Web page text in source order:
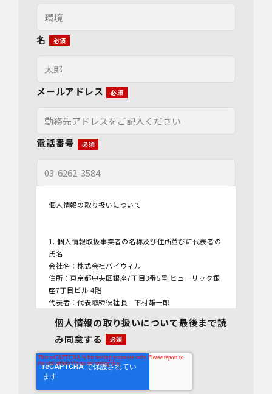
名
メールアドレス
電話番号
個人情報の取り扱いについて
1. 個人情報取扱事業者の名称及び住所並びに代表者の
氏名
会社名：株式会社バイウィル
住所：東京都中央区銀座7丁目3番5号 ヒューリック銀
座7丁目ビル 4階
代表者：代表取締役社長 下村雄一郎
2.個人情報保護管理者
管理者名：管理部長
連絡先：info@bywill.co.jp
3.利用目的
個人情報の取り扱いについて最後まで読
み同意する